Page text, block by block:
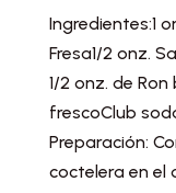
Ingredientes:1
Fresa1/2 onz.
1/2 onz. de
frescoClub
Preparación:
coctelera en el